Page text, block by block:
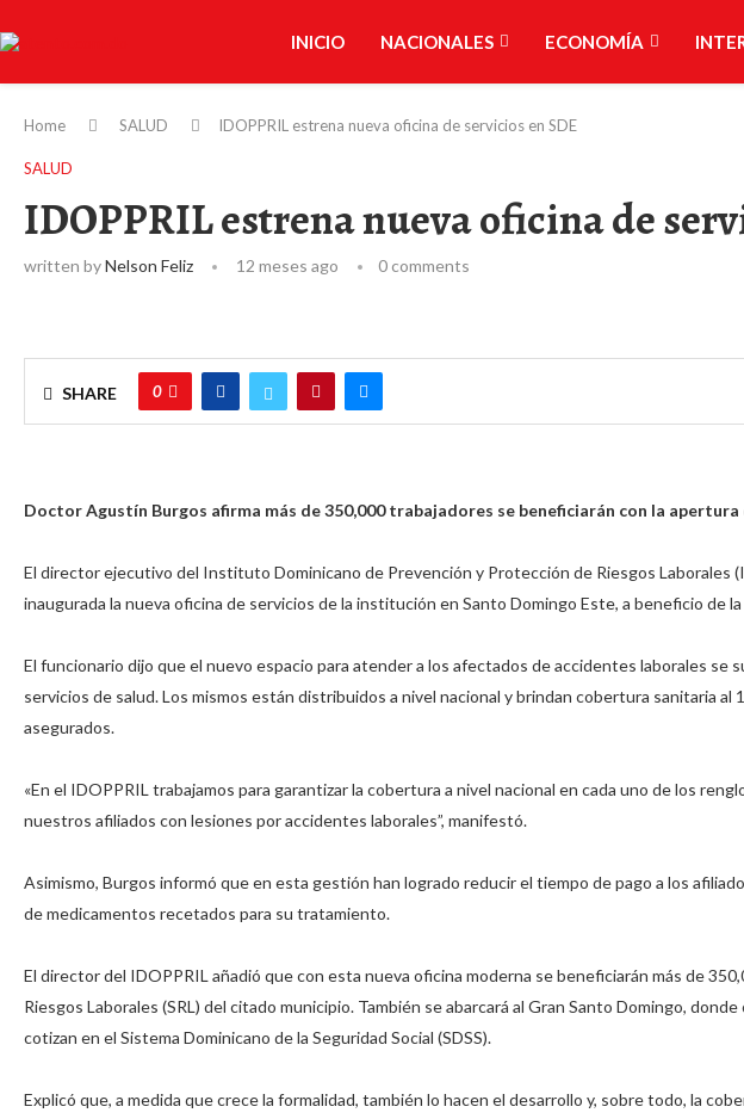
INICIO NACIONALES ECONOMÍA
Home SALUD IDOPPRIL estrena nueva oficina de servicios en SDE⁣
SALUD
IDOPPRIL estrena nueva oficina de
written byNelson Feliz 12 meses ago 0 comments
SHARE 0
Doctor Agustín Burgos afirma más de 350,000 trabajadores se beneficiarán con la
El director ejecutivo del Instituto Dominicano de Prevención y Protección de Riesgos Laborales
inaugurada la nueva oficina de servicios de la institución en Santo Domingo Este, a beneficio de
El funcionario dijo que el nuevo espacio para atender a los afectados de accidentes laborales se
servicios de salud. Los mismos están distribuidos a nivel nacional y brindan cobertura sanitaria
asegurados.⁣
«En el IDOPPRIL trabajamos para garantizar la cobertura a nivel nacional en cada uno de los
nuestros afiliados con lesiones por accidentes laborales”, manifestó.⁣
Asimismo, Burgos informó que en esta gestión han logrado reducir el tiempo de pago a los
de medicamentos recetados para su tratamiento.⁣
El director del IDOPPRIL añadió que con esta nueva oficina moderna se beneficiarán más de
Riesgos Laborales (SRL) del citado municipio. También se abarcará al Gran Santo Domingo,
cotizan en el Sistema Dominicano de la Seguridad Social (SDSS).⁣
Explicó que, a medida que crece la formalidad, también lo hacen el desarrollo y, sobre todo, la